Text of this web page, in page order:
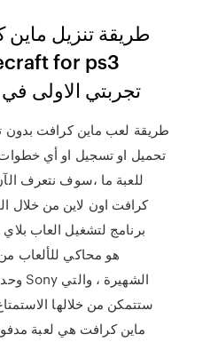
طريقة تنزيل ماين
تجربتي الاولى
طريقة لعب ماين كرافت بدون
تحميل او تسجيل او أي
للعبة ما ،سوف نتعرف
كرافت اون لاين من خلال
ستتمكن من خلالها
ماين كرافت هي لعبة